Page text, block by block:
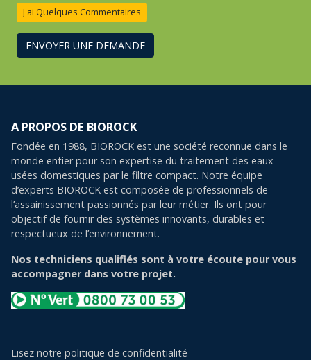
J'ai Quelques Commentaires
ENVOYER UNE DEMANDE
A PROPOS DE BIOROCK
Fondée en 1988, BIOROCK est une société reconnue dans le
monde entier pour son expertise du traitement des eaux
usées domestiques par le filtre compact. Notre équipe
d’experts BIOROCK est composée de professionnels de
l’assainissement passionnés par leur métier. Ils ont pour
objectif de fournir des systèmes innovants, durables et
respectueux de l’environnement.
Nos techniciens qualifiés sont à votre écoute pour vous
accompagner dans votre projet.
Lisez notre politique de confidentialité